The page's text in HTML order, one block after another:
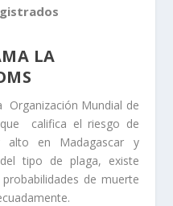
LA
Organización Mundial de
califica el riesgo de
alto en Madagascar y
tipo de plaga, existe
de muerte